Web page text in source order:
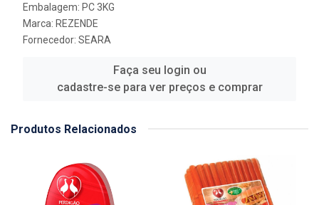
Embalagem: PC 3KG
Marca: REZENDE
Fornecedor: SEARA
Faça seu login ou
cadastre-se para ver preços e comprar
Produtos Relacionados